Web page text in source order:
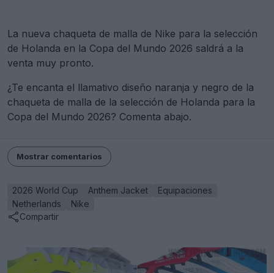
La nueva chaqueta de malla de Nike para la selección
de Holanda en la Copa del Mundo 2026 saldrá a la
venta muy pronto.
¿Te encanta el llamativo diseño naranja y negro de la
chaqueta de malla de la selección de Holanda para la
Copa del Mundo 2026? Comenta abajo.
Mostrar comentarios
2026 World Cup Anthem Jacket
Equipaciones
Netherlands
Nike
Compartir